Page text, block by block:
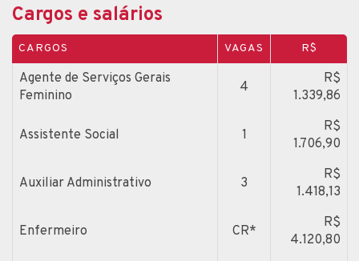
Cargos e salários
CARGOS VAGAS R$
Agente de Serviços Gerais
Feminino
4
R$
1.339,86
Assistente Social 1
R$
1.706,90
Auxiliar Administrativo 3
R$
1.418,13
Enfermeiro CR*
R$
4.120,80